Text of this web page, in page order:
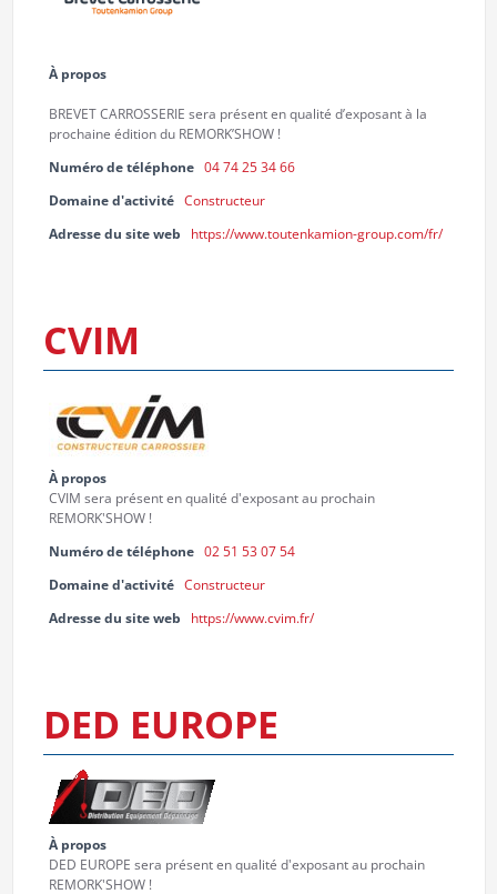
À propos
BREVET CARROSSERIE sera présent en qualité d’exposant à la
prochaine édition du REMORK’SHOW !
Numéro de téléphone 04 74 25 34 66
Domaine d'activité Constructeur
Adresse du site web
https://www.toutenkamion-group.com/fr/
CVIM
À propos
CVIM sera présent en qualité d'exposant au prochain
REMORK'SHOW !
Numéro de téléphone 02 51 53 07 54
Domaine d'activité Constructeur
Adresse du site web
https://www.cvim.fr/
DED EUROPE
À propos
DED EUROPE sera présent en qualité d'exposant au prochain
REMORK'SHOW !